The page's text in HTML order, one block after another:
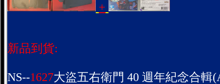
+
新品到貨:
NS--1627大盜五右衛門 40 週年紀念合輯